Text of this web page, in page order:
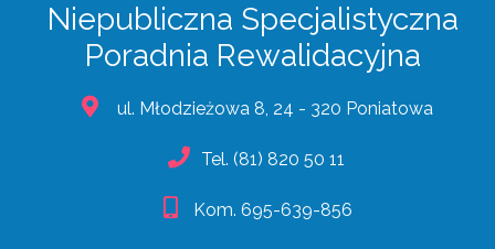
Niepubliczna Specjalistyczna
Poradnia Rewalidacyjna
ul. Młodzieżowa 8, 24 - 320 Poniatowa
Tel. (81) 820 50 11
Kom. 695-639-856